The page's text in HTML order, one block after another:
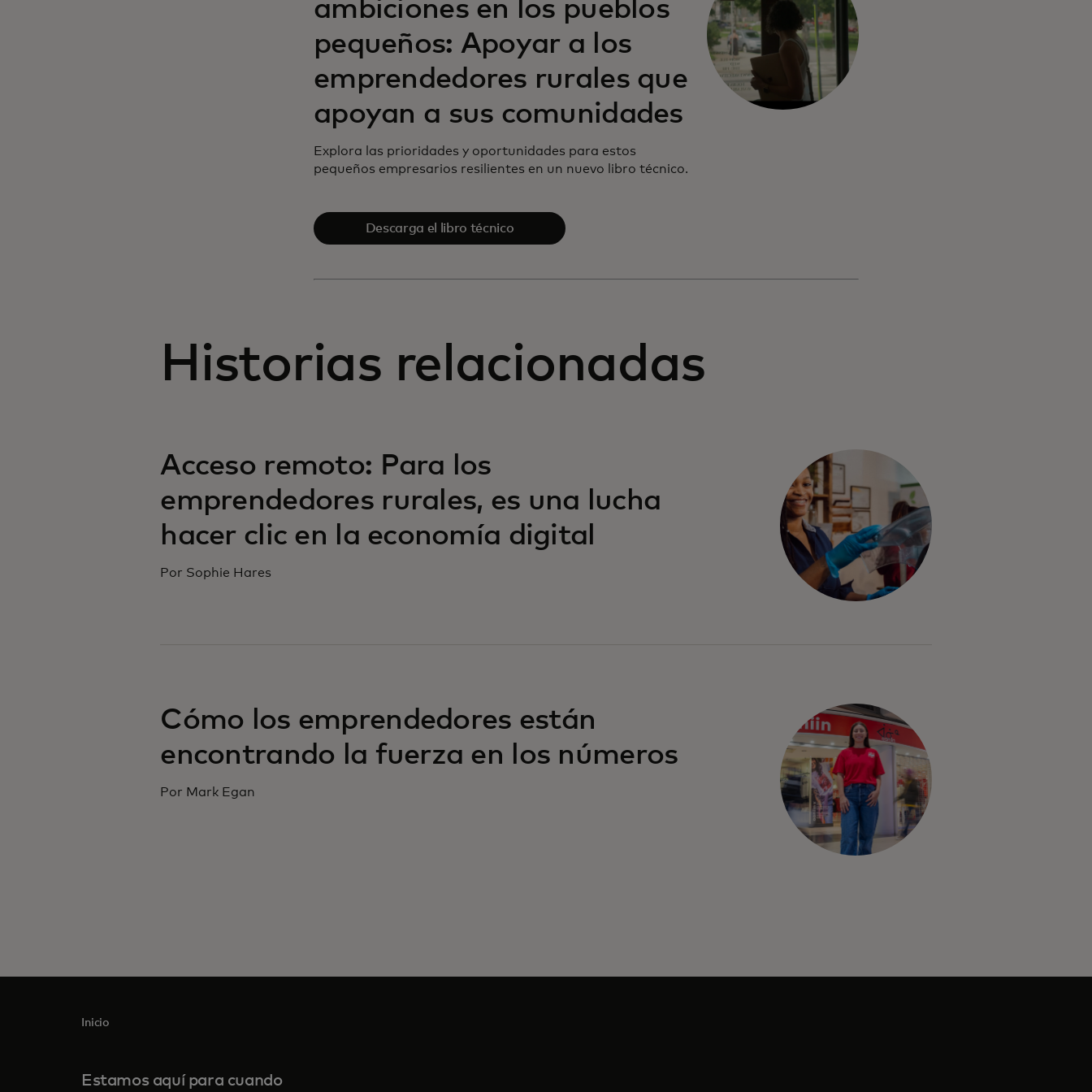
ambiciones en los pueblos
pequeños: Apoyar a los
emprendedores rurales que
apoyan a sus comunidades
Explora las prioridades y oportunidades para estos
pequeños empresarios resilientes en un nuevo libro técnico.
Descarga el libro técnico
Historias relacionadas
Acceso remoto: Para los
emprendedores rurales, es una lucha
hacer clic en la economía digital
Por Sophie Hares
Cómo los emprendedores están
encontrando la fuerza en los números
Por Mark Egan
Inicio
Estamos aquí para cuando